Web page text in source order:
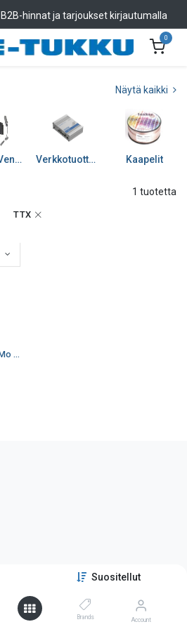
Suositellut
Brands Account
B2B-hinnat ja tarjoukset kirjautumalla
0
Näytä kaikki
Auto- ja Venetarvikkeet Verkkotuotteet Kaapelit
1 tuotetta
TTX
4G/5G M2M-antenni 2x2 MiMo 698-3800 MHz musta 2x3 m LMR100 SMA-uros